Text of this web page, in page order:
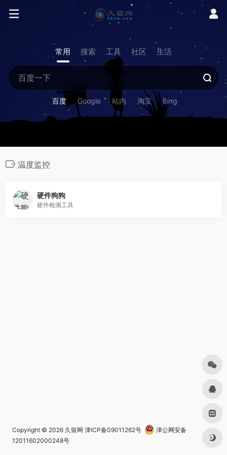
常用 搜索 工具 社区 生活
百度 Google 站内 淘宝 Bing
温度监控
硬件狗狗
硬件检测工具
Copyright © 2026 久留网 津ICP备09011262号
津公网安备
12011602000248号